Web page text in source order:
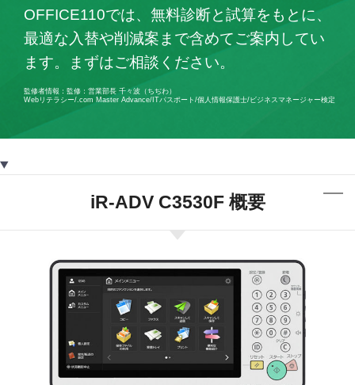
OFFICE110では、無料診断と試算をもとに、
最適な入替や削減案まで含めてご案内してい
ます。まずはご相談ください。
監修者情報：監修：営業部長 千々波（ちぢわ）
Webリテラシー/.com Master Advance/ITパスポート/個人情報保護士/ビジネスマネージャー検定
iR-ADV C3530F 概要